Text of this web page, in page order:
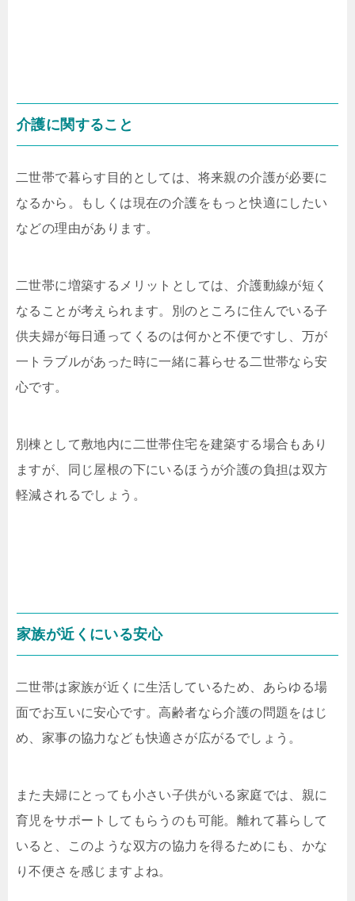
介護に関すること
二世帯で暮らす目的としては、将来親の介護が必要に
なるから。もしくは現在の介護をもっと快適にしたい
などの理由があります。
二世帯に増築するメリットとしては、介護動線が短く
なることが考えられます。別のところに住んでいる子
供夫婦が毎日通ってくるのは何かと不便ですし、万が
一トラブルがあった時に一緒に暮らせる二世帯なら安
心です。
別棟として敷地内に二世帯住宅を建築する場合もあり
ますが、同じ屋根の下にいるほうが介護の負担は双方
軽減されるでしょう。
家族が近くにいる安心
二世帯は家族が近くに生活しているため、あらゆる場
面でお互いに安心です。高齢者なら介護の問題をはじ
め、家事の協力なども快適さが広がるでしょう。
また夫婦にとっても小さい子供がいる家庭では、親に
育児をサポートしてもらうのも可能。離れて暮らして
いると、このような双方の協力を得るためにも、かな
り不便さを感じますよね。